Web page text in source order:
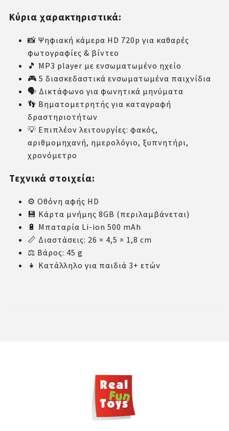
Κύρια χαρακτηριστικά:
📸 Ψηφιακή κάμερα HD 720p για καθαρές
φωτογραφίες & βίντεο
🎵 MP3 player με ενσωματωμένο ηχείο
🎮 5 διασκεδαστικά ενσωματωμένα παιχνίδια
🗣️ Δικτάφωνο για φωνητικά μηνύματα
👣 Βηματομετρητής για καταγραφή
δραστηριοτήτων
💡 Επιπλέον λειτουργίες: φακός,
αριθμομηχανή, ημερολόγιο, ξυπνητήρι,
χρονόμετρο
Τεχνικά στοιχεία:
⚙️ Οθόνη αφής HD
💾 Κάρτα μνήμης 8GB (περιλαμβάνεται)
🔋 Μπαταρία Li-ion 500 mAh
📏 Διαστάσεις: 26 × 4,5 × 1,8 cm
⚖️ Βάρος: 45 g
👧 Κατάλληλο για παιδιά 3+ ετών